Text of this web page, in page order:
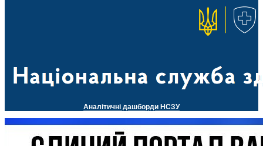
Аналітичні дашборди НСЗУ